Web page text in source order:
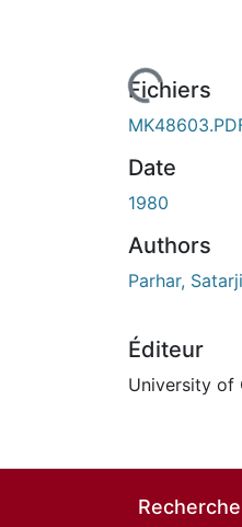
En cours de chargement...
Fichiers
Date
1980
Authors
Parhar,
Éditeur
University of